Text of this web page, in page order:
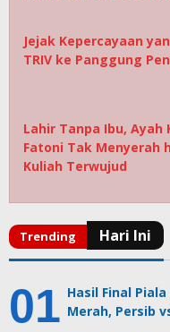
Jejak Kepercayaan
TRIV ke Panggung
Lahir Tanpa Ibu, Ayah
Fatoni Tak Menyerah
Kuliah Terwujud
Hasil Final
Merah, Persib